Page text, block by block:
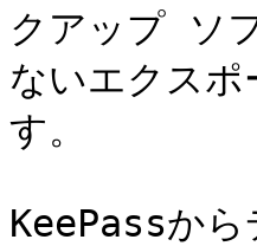
クアップ ソ
ないエクス
す。
KeePassか